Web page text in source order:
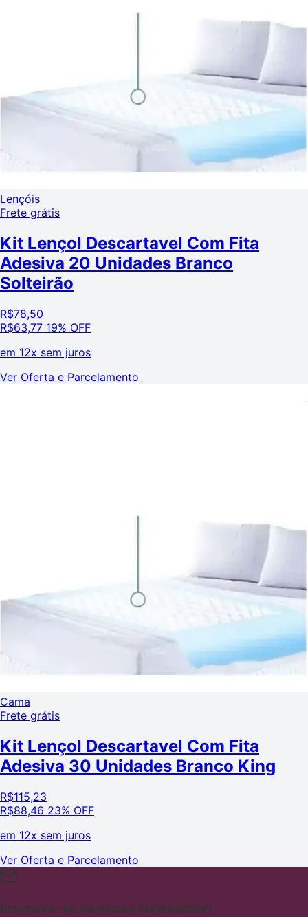
Lençóis
Frete grátis
Kit Lençol Descartavel Com Fita
Adesiva 20 Unidades Branco
Solteirão
R$78,50
R$63,77 19% OFF
em 12x sem juros
Ver Oferta e Parcelamento
Cama
Frete grátis
Kit Lençol Descartavel Com Fita
Adesiva 30 Unidades Branco King
R$115,23
R$88,46 23% OFF
em 12x sem juros
Ver Oferta e Parcelamento
Inscreva-se na nossa Newsletter!